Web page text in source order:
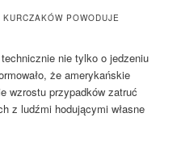
POWODUJE
nie tylko o jedzeniu
że amerykańskie
wzrostu przypadków zatruć
z ludźmi hodującymi własne